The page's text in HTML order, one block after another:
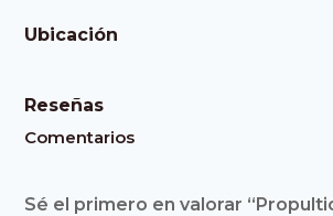
Ubicación
Reseñas
Comentarios
Sé el primero en valorar